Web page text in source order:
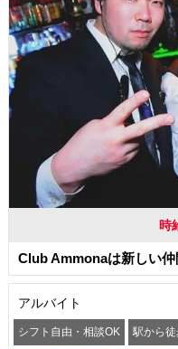
時
Club Ammonaは新しい仲
アルバイト
シフト自由・相談OK 駅から